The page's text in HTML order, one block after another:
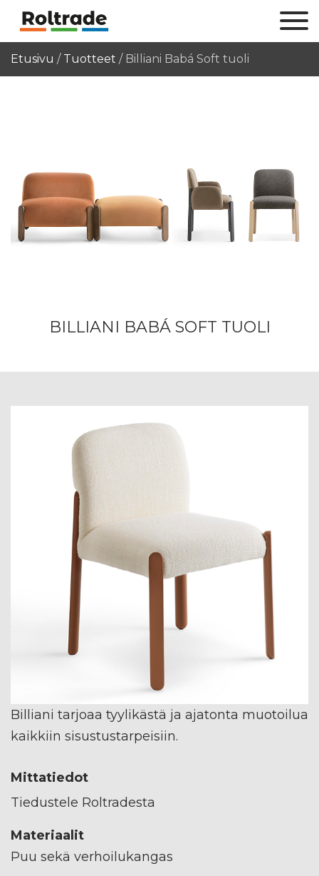
Etusivu / Tuotteet / Billiani Babá Soft tuoli
BILLIANI BABÁ SOFT TUOLI
Billiani tarjoaa tyylikästä ja ajatonta muotoilua
kaikkiin sisustustarpeisiin.
Mittatiedot
Tiedustele Roltradesta
Materiaalit
Puu sekä verhoilukangas